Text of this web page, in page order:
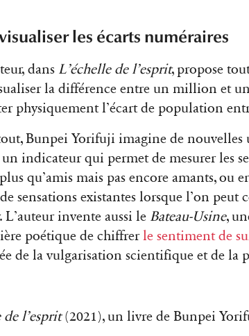
les écarts numéraires
dans L’échelle de l’esprit, propose
la différence entre un million et
physiquement l’écart de population
Bunpei Yorifuji imagine de nouvelles
un indicateur qui permet de mesurer les
qu’amis mais pas encore amants, ou
sensations existantes lorsque l’on peut
L’auteur invente aussi le Bateau-Usine,
poétique de chiffrerle sentiment de
de la vulgarisation scientifique et de la
de l’esprit(2021), un livre de Bunpei